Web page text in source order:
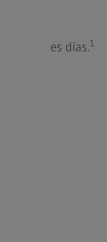
S en tres días.1